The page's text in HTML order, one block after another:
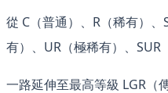
從 C（普通）、R（稀有）
有）、UR（極稀有）、SUR
一路延伸至最高等級 LGR（